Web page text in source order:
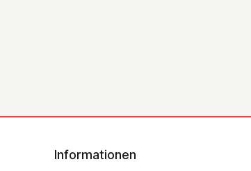
Informationen